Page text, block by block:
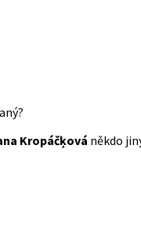
Kropáčķová někdo